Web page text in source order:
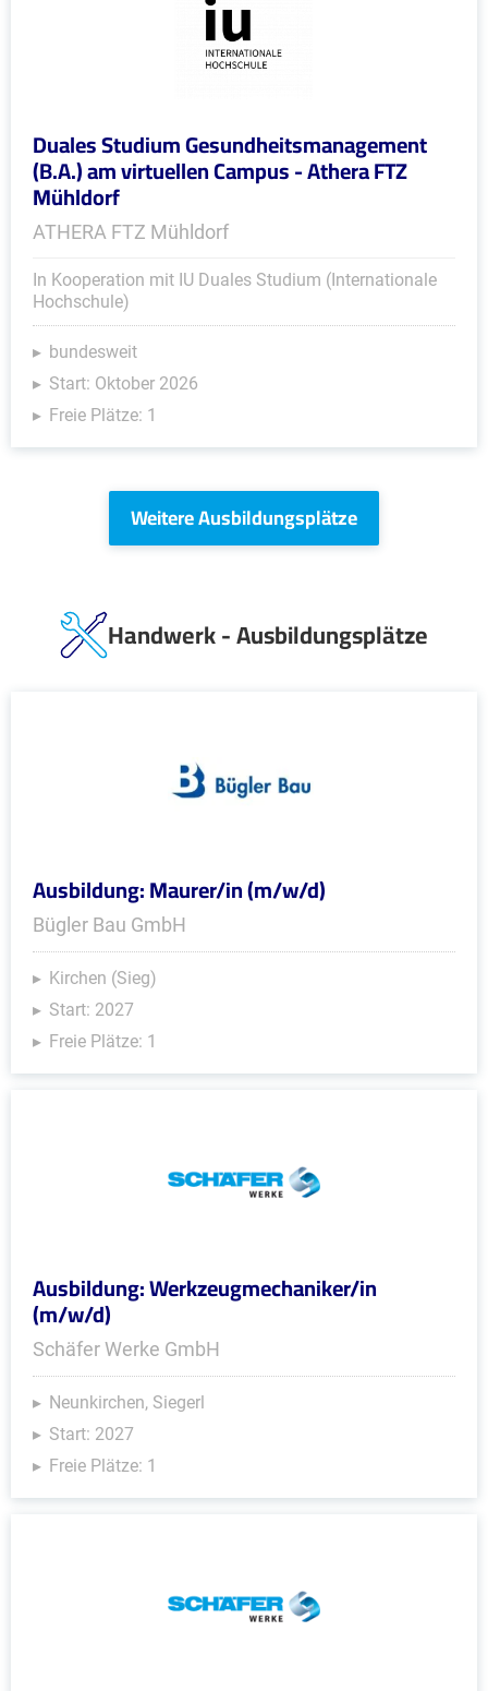
Duales Studium Gesundheitsmanagement
(B.A.) am virtuellen Campus - Athera FTZ
Mühldorf
ATHERA FTZ Mühldorf
In Kooperation mit IU Duales Studium (Internationale
Hochschule)
bundesweit
Start: Oktober 2026
Freie Plätze: 1
Weitere Ausbildungsplätze
Handwerk - Ausbildungsplätze
Ausbildung: Maurer/in (m/w/d)
Bügler Bau GmbH
Kirchen (Sieg)
Start: 2027
Freie Plätze: 1
Ausbildung: Werkzeugmechaniker/in
(m/w/d)
Schäfer Werke GmbH
Neunkirchen, Siegerl
Start: 2027
Freie Plätze: 1